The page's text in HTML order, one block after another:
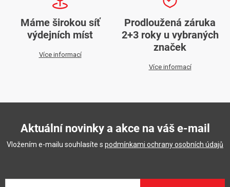
Máme širokou síť
výdejních míst
Více informací
Prodloužená záruka
2+3 roky u vybraných
značek
Více informací
Aktuální novinky a akce na váš e-mail
Vložením e-mailu souhlasíte s podmínkami ochrany osobních údajů